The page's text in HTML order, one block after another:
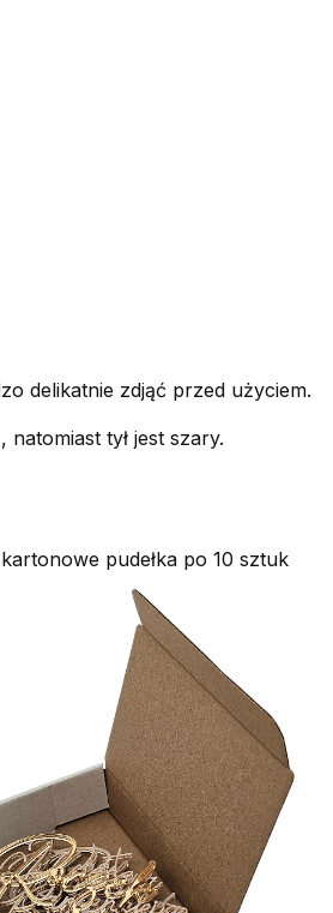
delikatnie zdjąć przed użyciem.
tył jest szary.
pudełka po 10 sztuk